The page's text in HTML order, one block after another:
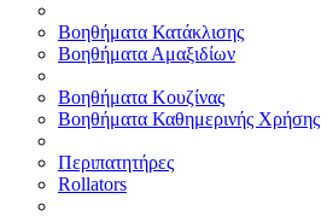
Βοηθήματα Κατάκλισης
Βοηθήματα Αμαξιδίων
Βοηθήματα Κουζίνας
Βοηθήματα Καθημερινής Χρήσης
Περιπατητήρες
Rollators